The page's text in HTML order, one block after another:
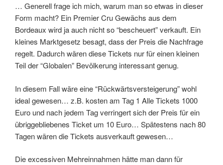
… Generell frage ich mich, warum man so etwas in dieser
Form macht? Ein Premier Cru Gewächs aus dem
Bordeaux wird ja auch nicht so “bescheuert” verkauft. Ein
kleines Marktgesetz besagt, dass der Preis die Nachfrage
regelt. Dadurch wären diese Tickets nur für einen kleinen
Teil der “Globalen” Bevölkerung interessant genug.
In diesem Fall wäre eine “Rückwärtsversteigerung” wohl
ideal gewesen… z.B. kosten am Tag 1 Alle Tickets 1000
Euro und nach jedem Tag verringert sich der Preis für ein
übriggebliebenes Ticket um 10 Euro… Spätestens nach 80
Tagen wären die Tickets ausverkauft gewesen…
Die excessiven Mehreinnahmen hätte man dann für